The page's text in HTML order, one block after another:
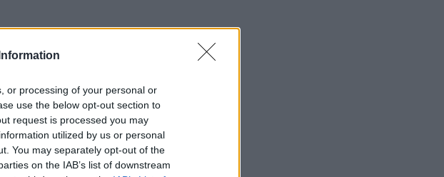
or processing of your personal or
use the below opt-out section to
request is processed you may
utilized by us or personal
You may separately opt-out of the
on the IAB’s list of downstream
07/08/26 - 14:53
εκρηκτικό drone κοντά σε ουκρανικά
Antonov
ΔΙΕΘΝΗ
07/08/26 - 14:49
Εξαρθρώθηκε γιγαντιαίο κύκλωμα